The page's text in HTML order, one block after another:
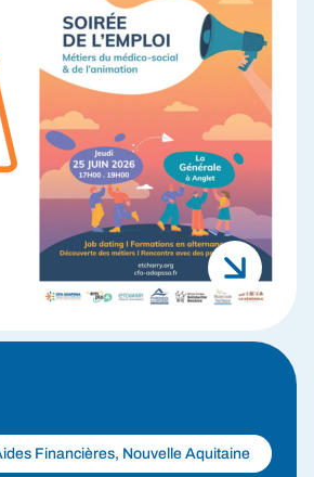
Financières, Nouvelle Aquitaine